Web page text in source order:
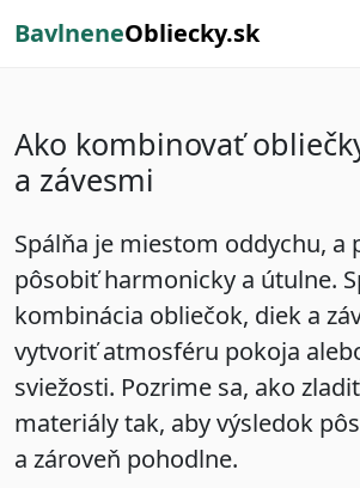
BavlneneObliecky.sk
Ako kombinovať
a závesmi
Spálňa je miestom oddychu, a
pôsobiť harmonicky a útulne.
kombinácia obliečok, diek a
vytvoriť atmosféru pokoja
sviežosti. Pozrime sa, ako
materiály tak, aby výsledok
a zároveň pohodlne.